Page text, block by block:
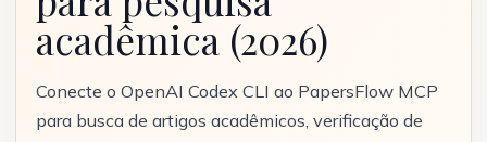
acadêmica (2026)
Conecte o OpenAI Codex CLI ao PapersFlow MCP
para busca de artigos acadêmicos, verificação de